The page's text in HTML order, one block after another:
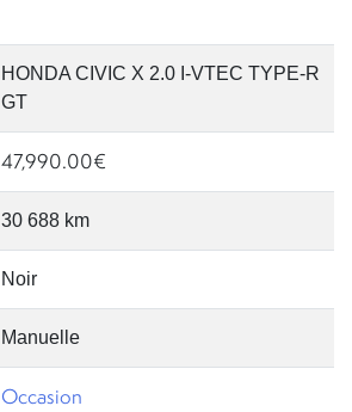
HONDA CIVIC X 2.0 I-VTEC TYPE-R
GT
47,990.00€
30 688 km
Noir
Manuelle
Occasion